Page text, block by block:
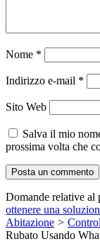
Nome *
Indirizzo e-mail *
Sito Web
Salva il mio
prossima volta che
Domande relative al
ottenere una
Abitazione >
Rubato Usando